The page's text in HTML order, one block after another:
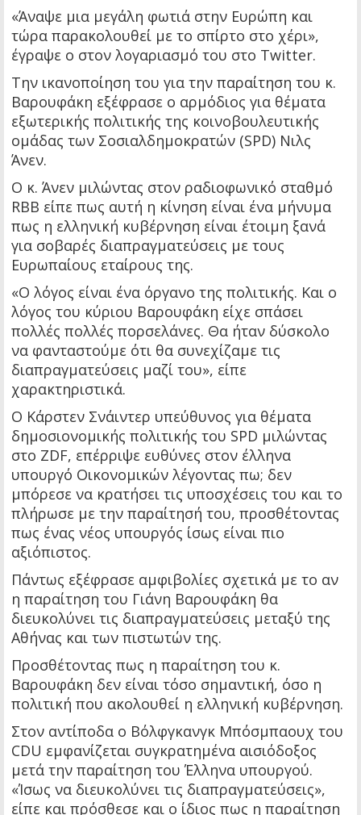
«Άναψε μια μεγάλη φωτιά στην Ευρώπη και
τώρα παρακολουθεί με το σπίρτο στο χέρι»,
έγραψε ο στον λογαριασμό του στο Twitter.
Την ικανοποίηση του για την παραίτηση του κ.
Βαρουφάκη εξέφρασε ο αρμόδιος για θέματα
εξωτερικής πολιτικής της κοινοβουλευτικής
ομάδας των Σοσιαλδημοκρατών (SPD) Νιλς
Άνεν.
Ο κ. Άνεν μιλώντας στον ραδιοφωνικό σταθμό
RBB είπε πως αυτή η κίνηση είναι ένα μήνυμα
πως η ελληνική κυβέρνηση είναι έτοιμη ξανά
για σοβαρές διαπραγματεύσεις με τους
Ευρωπαίους εταίρους της.
«Ο λόγος είναι ένα όργανο της πολιτικής. Και ο
λόγος του κύριου Βαρουφάκη είχε σπάσει
πολλές πολλές πορσελάνες. Θα ήταν δύσκολο
να φανταστούμε ότι θα συνεχίζαμε τις
διαπραγματεύσεις μαζί του», είπε
χαρακτηριστικά.
Ο Κάρστεν Σνάιντερ υπεύθυνος για θέματα
δημοσιονομικής πολιτικής του SPD μιλώντας
στο ZDF, επέρριψε ευθύνες στον έλληνα
υπουργό Οικονομικών λέγοντας πω; δεν
μπόρεσε να κρατήσει τις υποσχέσεις του και το
πλήρωσε με την παραίτησή του, προσθέτοντας
πως ένας νέος υπουργός ίσως είναι πιο
αξιόπιστος.
Πάντως εξέφρασε αμφιβολίες σχετικά με το αν
η παραίτηση του Γιάνη Βαρουφάκη θα
διευκολύνει τις διαπραγματεύσεις μεταξύ της
Αθήνας και των πιστωτών της.
Προσθέτοντας πως η παραίτηση του κ.
Βαρουφάκη δεν είναι τόσο σημαντική, όσο η
πολιτική που ακολουθεί η ελληνική κυβέρνηση.
Στον αντίποδα ο Βόλφγκανγκ Μπόσμπαουχ του
CDU εμφανίζεται συγκρατημένα αισιόδοξος
μετά την παραίτηση του Έλληνα υπουργού.
«Ίσως να διευκολύνει τις διαπραγματεύσεις»,
είπε και πρόσθεσε και ο ίδιος πως η παραίτηση